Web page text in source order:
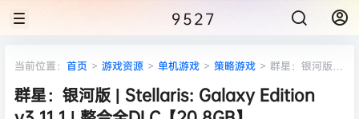
9527
当前位置： 首页 > 游戏资源 > 单机游戏 > 策略游戏 > 群星：银河版 |
群星：银河版 | Stellaris: Galaxy Edition